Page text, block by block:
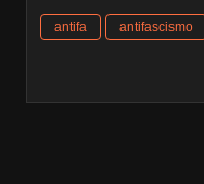
antifa antifascismo